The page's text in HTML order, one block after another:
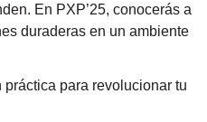
En PXP’25, conocerás a
duraderas en un ambiente
para revolucionar tu